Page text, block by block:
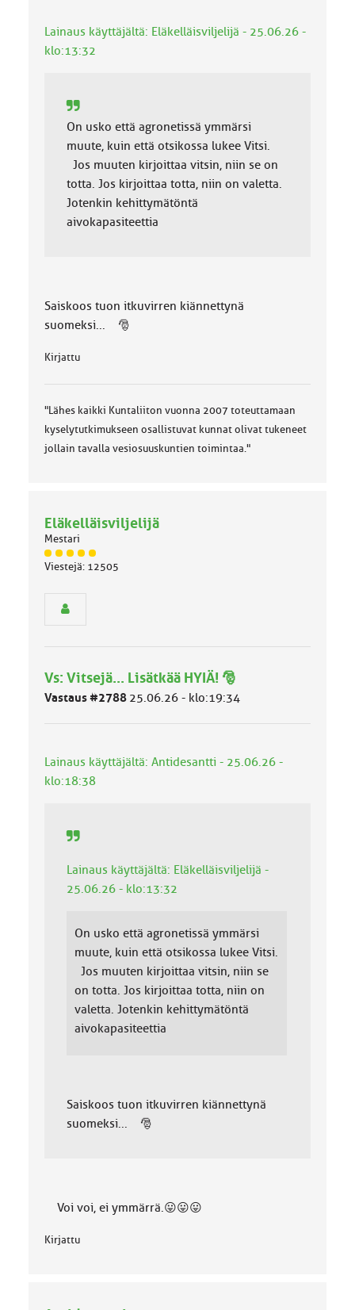
:
Lainaus käyttäjältä: Eläkelläisviljelijä - 25.06.26 -
klo:13:32
On usko että agronetissä ymmärsi
muute, kuin että otsikossa lukee Vitsi.
Jos muuten kirjoittaa vitsin, niin se on
totta. Jos kirjoittaa totta, niin on valetta.
Jotenkin kehittymätöntä
aivokapasiteettia
Saiskoos tuon itkuvirren kiännettynä
suomeksi... 🎅
Kirjattu
"Lähes kaikki Kuntaliiton vuonna 2007 toteuttamaan
kyselytutkimukseen osallistuvat kunnat olivat tukeneet
jollain tavalla vesiosuuskuntien toimintaa."
Eläkelläisviljelijä
Mestari
J
ä
m
ä
k
a
Viestejä: 12505
Vs: Vitsejä... Lisätkää HYIÄ! 🎅
Vastaus #2788 25.06.26 - klo:19:34
Lainaus käyttäjältä: Antidesantti - 25.06.26 -
klo:18:38
Lainaus käyttäjältä: Eläkelläisviljelijä -
25.06.26 - klo:13:32
On usko että agronetissä ymmärsi
muute, kuin että otsikossa lukee Vitsi.
Jos muuten kirjoittaa vitsin, niin se
on totta. Jos kirjoittaa totta, niin on
valetta. Jotenkin kehittymätöntä
aivokapasiteettia
Saiskoos tuon itkuvirren kiännettynä
suomeksi... 🎅
Voi voi, ei ymmärrä.😛😛😛
Kirjattu